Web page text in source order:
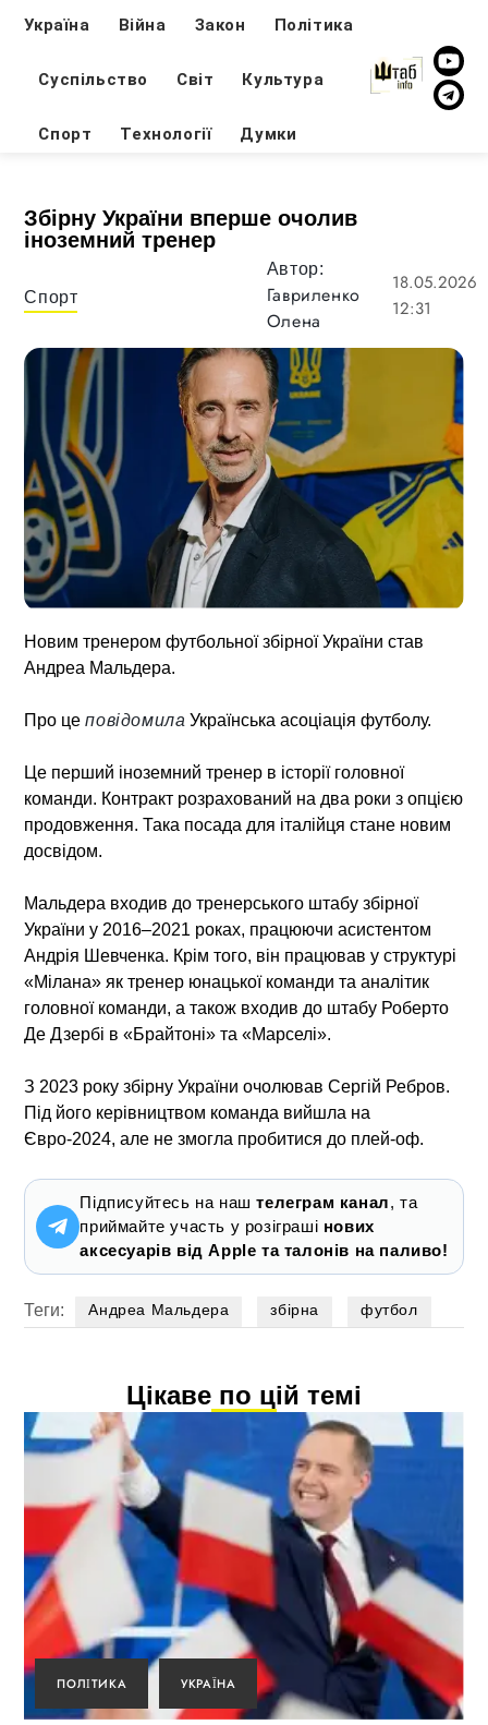
Україна Війна Закон Політика
Суспільство Світ Культура
Спорт Технології Думки
Збірну України вперше очолив
іноземний тренер
Спорт
Автор:
Гавриленко
Олена
18.05.2026
12:31
Новим тренером футбольної збірної України став
Андреа Мальдера.
Про цеповідомила Українська асоціація футболу.
Це перший іноземний тренер в історії головної
команди. Контракт розрахований на два роки з опцією
продовження. Така посада для італійця стане новим
досвідом.
Мальдера входив до тренерського штабу збірної
України у 2016–2021 роках, працюючи асистентом
Андрія Шевченка. Крім того, він працював у структурі
«Мілана» як тренер юнацької команди та аналітик
головної команди, а також входив до штабу Роберто
Де Дзербі в «Брайтоні» та «Марселі».
З 2023 року збірну України очолював Сергій Ребров.
Під його керівництвом команда вийшла на
Євро-2024, але не змогла пробитися до плей-оф.
Підписуйтесь на наштелеграм канал, та
приймайте участь у розіграші нових
аксесуарів від Apple та талонів на паливо!
Теги: Андреа Мальдера збірна футбол
Цікаве по цій темі
ПОЛІТИКА УКРАЇНА